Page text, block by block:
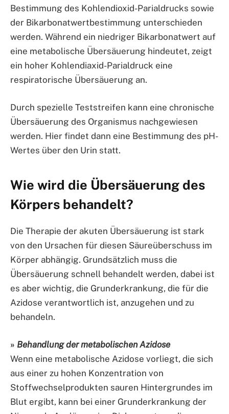
Bestimmung des Kohlendioxid-Parialdrucks sowie
der Bikarbonatwertbestimmung unterschieden
werden. Während ein niedriger Bikarbonatwert auf
eine metabolische Übersäuerung hindeutet, zeigt
ein hoher Kohlendiaxid-Parialdruck eine
respiratorische Übersäuerung an.
Durch spezielle Teststreifen kann eine chronische
Übersäuerung des Organismus nachgewiesen
werden. Hier findet dann eine Bestimmung des pH-
Wertes über den Urin statt.
Wie wird die Übersäuerung des
Körpers behandelt?
Die Therapie der akuten Übersäuerung ist stark
von den Ursachen für diesen Säureüberschuss im
Körper abhängig. Grundsätzlich muss die
Übersäuerung schnell behandelt werden, dabei ist
es aber wichtig, die Grunderkrankung, die für die
Azidose verantwortlich ist, anzugehen und zu
behandeln.
» Behandlung der metabolischen Azidose
Wenn eine metabolische Azidose vorliegt, die sich
aus einer zu hohen Konzentration von
Stoffwechselprodukten sauren Hintergrundes im
Blut ergibt, kann bei einer Grunderkrankung der